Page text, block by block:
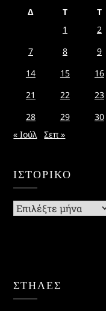
Δ Τ Τ
1
2
7
8 9
14
15 16
21
22 23
28
29 30
« Ιούλ
Σεπ »
ΙΣΤΟΡΙΚΌ
Ιστορικό
ΣΤΗΛΕΣ